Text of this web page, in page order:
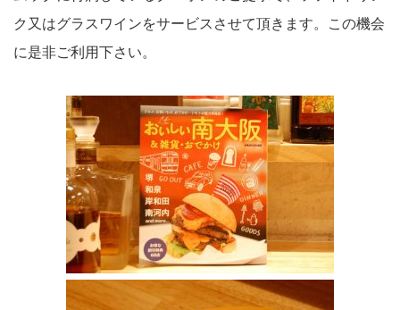
ク又はグラスワインをサービスさせて頂きます。この機会
に是非ご利用下さい。